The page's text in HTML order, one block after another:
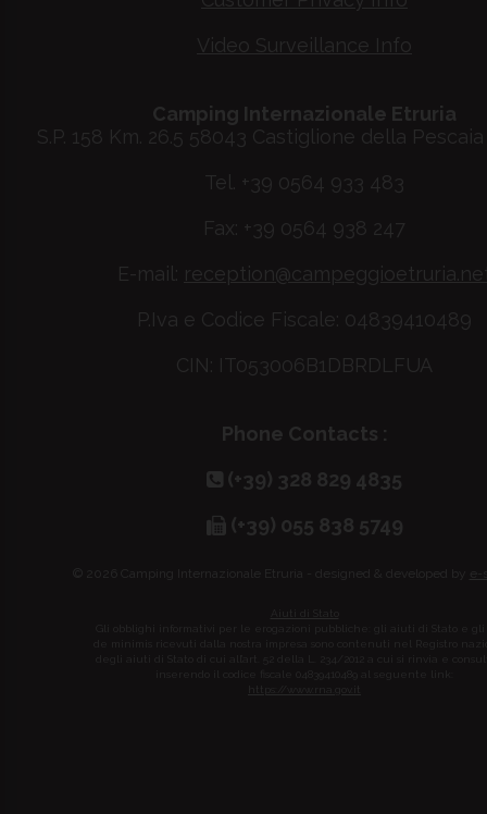
Video Surveillance Info
Camping Internazionale Etruria
S.P. 158 Km. 26.5 58043 Castiglione della
Tel. +39 0564 933 483
Fax: +39 0564 938 247
E-mail:
P.Iva e Codice Fiscale: 04839410489
CIN: IT053006B1DBRDLFUA
Phone Contacts :
(+39) 328 829 4835
(+39) 055 838 5749
© 2026 Camping Internazionale Etruria - designed & developed by
Gli obblighi informativi per le erogazioni pubbliche: gli aiuti di Stato e